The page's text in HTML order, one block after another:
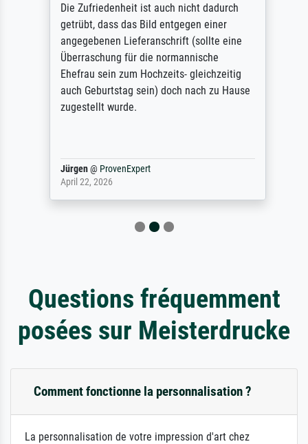
Die Zufriedenheit ist auch nicht dadurch
getrübt, dass das Bild entgegen einer
angegebenen Lieferanschrift (sollte eine
Überraschung für die normannische
Ehefrau sein zum Hochzeits- gleichzeitig
auch Geburtstag sein) doch nach zu Hause
zugestellt wurde.
Jürgen@ProvenExpert
April 22, 2026
Questions fréquemment
posées sur Meisterdrucke
Comment fonctionne la personnalisation ?
La personnalisation de votre impression d'art chez